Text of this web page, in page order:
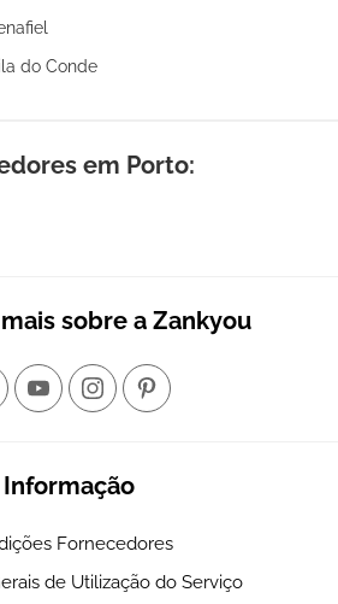
do Conde
em Porto:
sobre a Zankyou
Informação
Fornecedores
de Utilização do Serviço